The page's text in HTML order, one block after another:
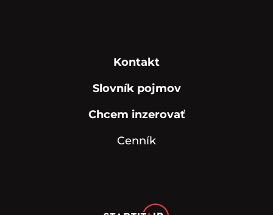
Kontakt
Slovník pojmov
Chcem inzerovať
Cenník